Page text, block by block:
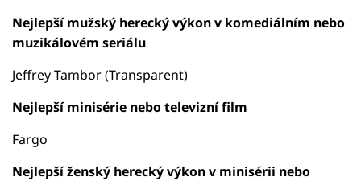
Nejlepší mužský herecký výkon v komediálním nebo
muzikálovém seriálu
Jeffrey Tambor (Transparent)
Nejlepší minisérie nebo televizní film
Fargo
Nejlepší ženský herecký výkon v minisérii nebo